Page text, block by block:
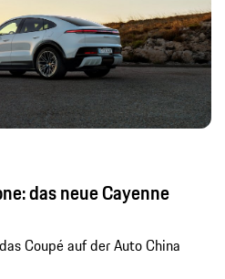
das neue Cayenne
Coupé auf der Auto China